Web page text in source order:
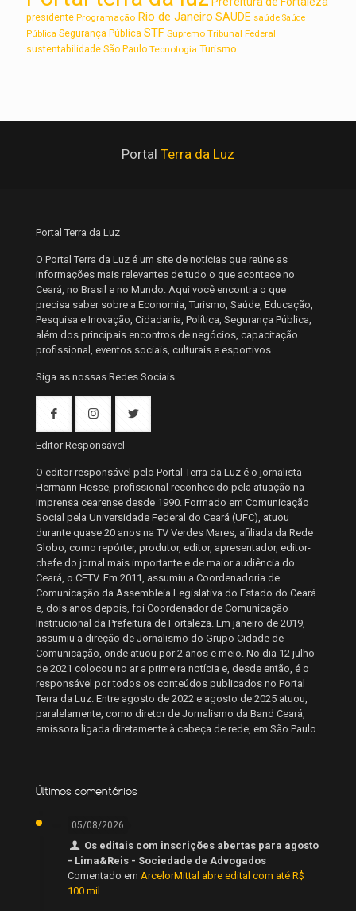
presidente Programação Rio de Janeiro SAUDE saúde Saúde
Pública Segurança Pública STF Supremo Tribunal Federal
sustentabilidade São Paulo Tecnologia Turismo
Portal Terra da Luz
Portal Terra da Luz
O Portal Terra da Luz é um site de notícias que reúne as
informações mais relevantes de tudo o que acontece no
Ceará, no Brasil e no Mundo. Aqui você encontra o que
precisa saber sobre a Economia, Turismo, Saúde, Educação,
Pesquisa e Inovação, Cidadania, Política, Segurança Pública,
além dos principais encontros de negócios, capacitação
profissional, eventos sociais, culturais e esportivos.
Siga as nossas Redes Sociais.
Editor Responsável
O editor responsável pelo Portal Terra da Luz é o jornalista
Hermann Hesse, profissional reconhecido pela atuação na
imprensa cearense desde 1990. Formado em Comunicação
Social pela Universidade Federal do Ceará (UFC), atuou
durante quase 20 anos na TV Verdes Mares, afiliada da Rede
Globo, como repórter, produtor, editor, apresentador, editor-
chefe do jornal mais importante e de maior audiência do
Ceará, o CETV. Em 2011, assumiu a Coordenadoria de
Comunicação da Assembleia Legislativa do Estado do Ceará
e, dois anos depois, foi Coordenador de Comunicação
Institucional da Prefeitura de Fortaleza. Em janeiro de 2019,
assumiu a direção de Jornalismo do Grupo Cidade de
Comunicação, onde atuou por 2 anos e meio. No dia 12 julho
de 2021 colocou no ar a primeira notícia e, desde então, é o
responsável por todos os conteúdos publicados no Portal
Terra da Luz. Entre agosto de 2022 e agosto de 2025 atuou,
paralelamente, como diretor de Jornalismo da Band Ceará,
emissora ligada diretamente à cabeça de rede, em São Paulo.
Últimos comentários
05/08/2026
Os editais com inscrições abertas para agosto
- Lima&Reis - Sociedade de Advogados
Comentado em ArcelorMittal abre edital com até R$
100 mil